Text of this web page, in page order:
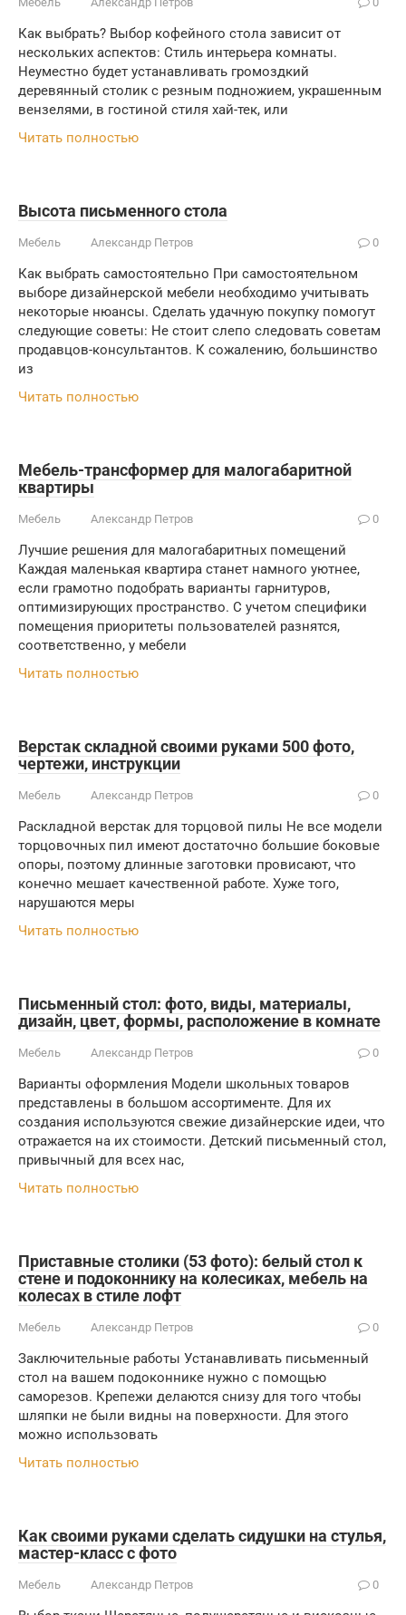
Как выбрать? Выбор кофейного стола зависит от
нескольких аспектов: Стиль интерьера комнаты.
Неуместно будет устанавливать громоздкий
деревянный столик с резным подножием, украшенным
вензелями, в гостиной стиля хай-тек, или
Читать полностью
Высота письменного стола
Мебель Александр Петров 0
Как выбрать самостоятельно При самостоятельном
выборе дизайнерской мебели необходимо учитывать
некоторые нюансы. Сделать удачную покупку помогут
следующие советы: Не стоит слепо следовать советам
продавцов-консультантов. К сожалению, большинство
из
Читать полностью
Мебель-трансформер для малогабаритной
квартиры
Мебель Александр Петров 0
Лучшие решения для малогабаритных помещений
Каждая маленькая квартира станет намного уютнее,
если грамотно подобрать варианты гарнитуров,
оптимизирующих пространство. С учетом специфики
помещения приоритеты пользователей разнятся,
соответственно, у мебели
Читать полностью
Верстак складной своими руками 500 фото,
чертежи, инструкции
Мебель Александр Петров 0
Раскладной верстак для торцовой пилы Не все модели
торцовочных пил имеют достаточно большие боковые
опоры, поэтому длинные заготовки провисают, что
конечно мешает качественной работе. Хуже того,
нарушаются меры
Читать полностью
Письменный стол: фото, виды, материалы,
дизайн, цвет, формы, расположение в комнате
Мебель Александр Петров 0
Варианты оформления Модели школьных товаров
представлены в большом ассортименте. Для их
создания используются свежие дизайнерские идеи, что
отражается на их стоимости. Детский письменный стол,
привычный для всех нас,
Читать полностью
Приставные столики (53 фото): белый стол к
стене и подоконнику на колесиках, мебель на
колесах в стиле лофт
Мебель Александр Петров 0
Заключительные работы Устанавливать письменный
стол на вашем подоконнике нужно с помощью
саморезов. Крепежи делаются снизу для того чтобы
шляпки не были видны на поверхности. Для этого
можно использовать
Читать полностью
Как своими руками сделать сидушки на стулья,
мастер-класс с фото
Мебель Александр Петров 0